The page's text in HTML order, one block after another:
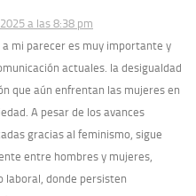
a las 8:38 pm
mi parecer es muy importante y
actuales. la desigualdad
que aún enfrentan las mujeres en
A pesar de los avances
gracias al feminismo, sigue
entre hombres y mujeres,
laboral, donde persisten